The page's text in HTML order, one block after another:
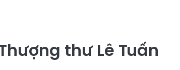
thư Lê Tuấn